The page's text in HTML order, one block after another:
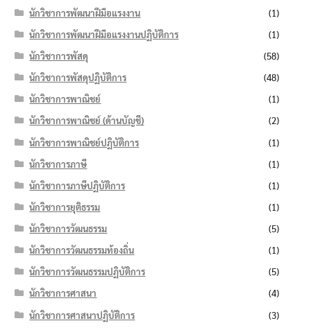
นักวิชาการพัฒนาฝีมือแรงงาน
(1)
นักวิชาการพัฒนาฝีมือแรงงานปฏิบัติการ
(1)
นักวิชาการพัสดุ
(58)
นักวิชาการพัสดุปฏิบัติการ
(48)
นักวิชาการพาณิชย์
(1)
นักวิชาการพาณิชย์ (ด้านบัญชี)
(2)
นักวิชาการพาณิชย์ปฏิบัติการ
(1)
นักวิชาการภาษี
(1)
นักวิชาการภาษีปฏิบัติการ
(1)
นักวิชาการยุติธรรม
(1)
นักวิชาการวัฒนธรรม
(5)
นักวิชาการวัฒนธรรมท้องถิ่น
(1)
นักวิชาการวัฒนธรรมปฏิบัติการ
(5)
นักวิชาการศาสนา
(4)
นักวิชาการศาสนาปฏิบัติการ
(3)